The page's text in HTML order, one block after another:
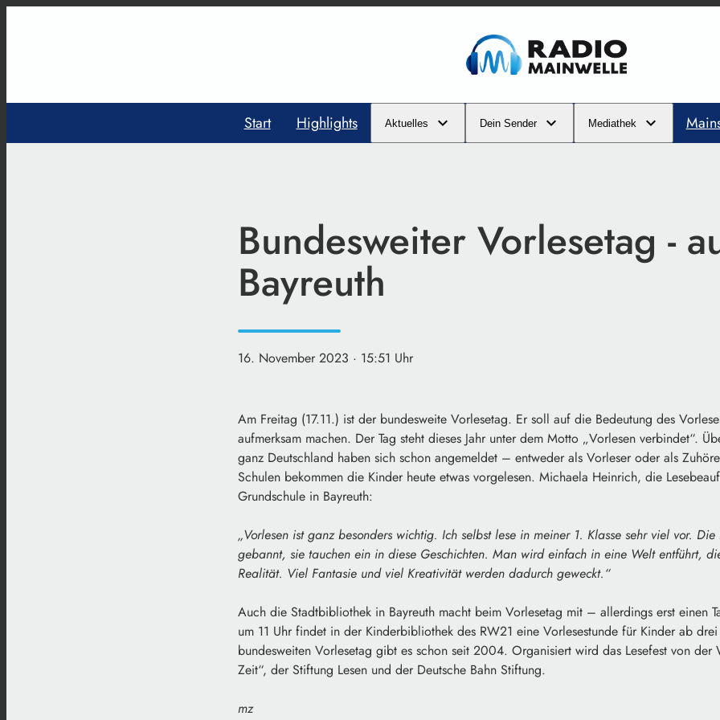
Start Highlights Aktuelles Dein Sender Mediathek
Bundesweiter Vorlesetag -
Bayreuth
16. November 2023 · 15:51 Uhr
Am Freitag (17.11.) ist der bundesweite Vorlesetag. Er soll auf die Bedeutung des
aufmerksam machen. Der Tag steht dieses Jahr unter dem Motto „Vorlesen verbindet“.
ganz Deutschland haben sich schon angemeldet – entweder als Vorleser oder als
Schulen bekommen die Kinder heute etwas vorgelesen. Michaela Heinrich, die
Grundschule in Bayreuth:
„Vorlesen ist ganz besonders wichtig. Ich selbst lese in meiner 1. Klasse sehr viel vor.
gebannt, sie tauchen ein in diese Geschichten. Man wird einfach in eine Welt entführt,
Realität. Viel Fantasie und viel Kreativität werden dadurch geweckt.“
Auch die Stadtbibliothek in Bayreuth macht beim Vorlesetag mit – allerdings erst einen
um 11 Uhr findet in der Kinderbibliothek des RW21 eine Vorlesestunde für Kinder ab drei
bundesweiten Vorlesetag gibt es schon seit 2004. Organisiert wird das Lesefest von der
Zeit“, der Stiftung Lesen und der Deutsche Bahn Stiftung.
mz